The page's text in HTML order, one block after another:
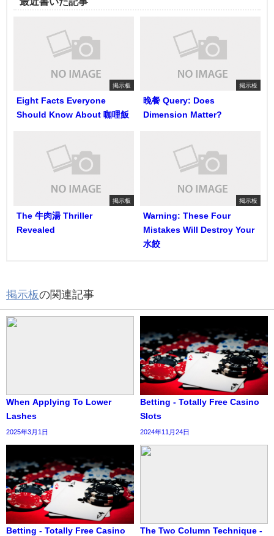
掲示板
Eight Facts Everyone
Should Know About 咖哩飯
掲示板
晚餐 Query: Does
Dimension Matter?
掲示板
The 牛肉湯 Thriller
Revealed
掲示板
Warning: These Four
Mistakes Will Destroy Your
水餃
掲示板の関連記事
When Applying To Lower
Lashes
2025年3月1日
Betting - Totally Free Casino
Slots
2024年11月24日
Betting - Totally Free Casino
The Two Column Technique -